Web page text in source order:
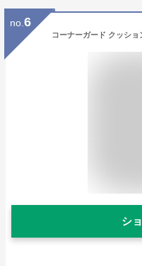
no. 6
シ